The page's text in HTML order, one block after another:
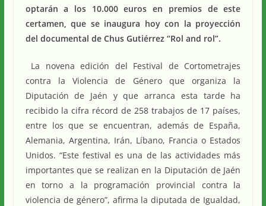
optarán a los 10.000 euros en premios de este
certamen, que se inaugura hoy con la proyección
del documental de Chus Gutiérrez “Rol and rol”.
La novena edición del Festival de Cortometrajes
contra la Violencia de Género que organiza la
Diputación de Jaén y que arranca esta tarde ha
recibido la cifra récord de 258 trabajos de 17 países,
entre los que se encuentran, además de España,
Alemania, Argentina, Irán, Líbano, Francia o Estados
Unidos. “Este festival es una de las actividades más
importantes que se realizan en la Diputación de Jaén
en torno a la programación provincial contra la
violencia de género”, afirma la diputada de Igualdad,